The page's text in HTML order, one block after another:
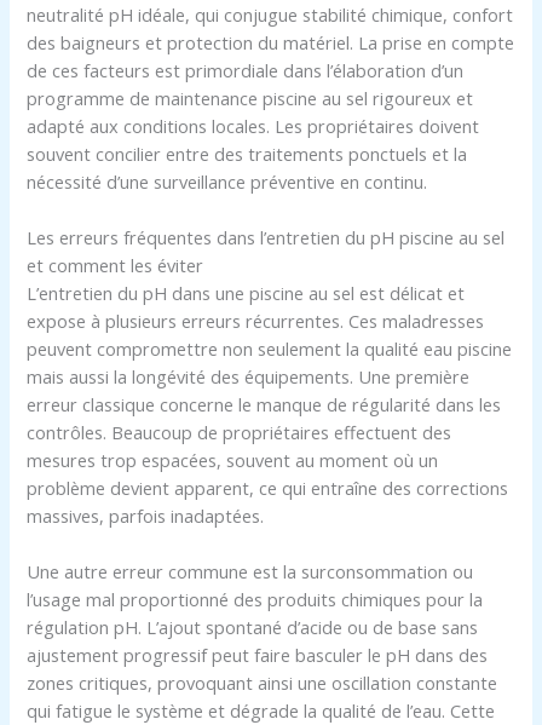
neutralité pH idéale, qui conjugue stabilité chimique, confort
des baigneurs et protection du matériel. La prise en compte
de ces facteurs est primordiale dans l’élaboration d’un
programme de maintenance piscine au sel rigoureux et
adapté aux conditions locales. Les propriétaires doivent
souvent concilier entre des traitements ponctuels et la
nécessité d’une surveillance préventive en continu.
Les erreurs fréquentes dans l’entretien du pH piscine au sel
et comment les éviter
L’entretien du pH dans une piscine au sel est délicat et
expose à plusieurs erreurs récurrentes. Ces maladresses
peuvent compromettre non seulement la qualité eau piscine
mais aussi la longévité des équipements. Une première
erreur classique concerne le manque de régularité dans les
contrôles. Beaucoup de propriétaires effectuent des
mesures trop espacées, souvent au moment où un
problème devient apparent, ce qui entraîne des corrections
massives, parfois inadaptées.
Une autre erreur commune est la surconsommation ou
l’usage mal proportionné des produits chimiques pour la
régulation pH. L’ajout spontané d’acide ou de base sans
ajustement progressif peut faire basculer le pH dans des
zones critiques, provoquant ainsi une oscillation constante
qui fatigue le système et dégrade la qualité de l’eau. Cette